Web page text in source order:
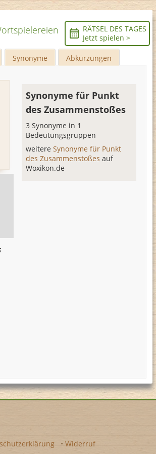
RÄTSEL DES TAGES
Jetzt spielen >
Synonyme Abkürzungen
Synonyme für Punkt
des Zusammenstoßes
3 Synonyme in 1
Bedeutungsgruppen
weitereSynonyme für Punkt
des Zusammenstoßesauf
Woxikon.de
• Widerruf